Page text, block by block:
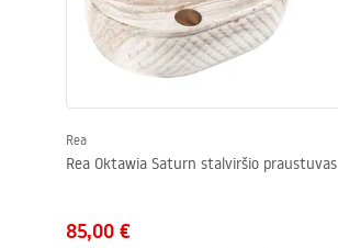
Rea
Rea Oktawia Saturn stalviršio praustuvas
85,00 €